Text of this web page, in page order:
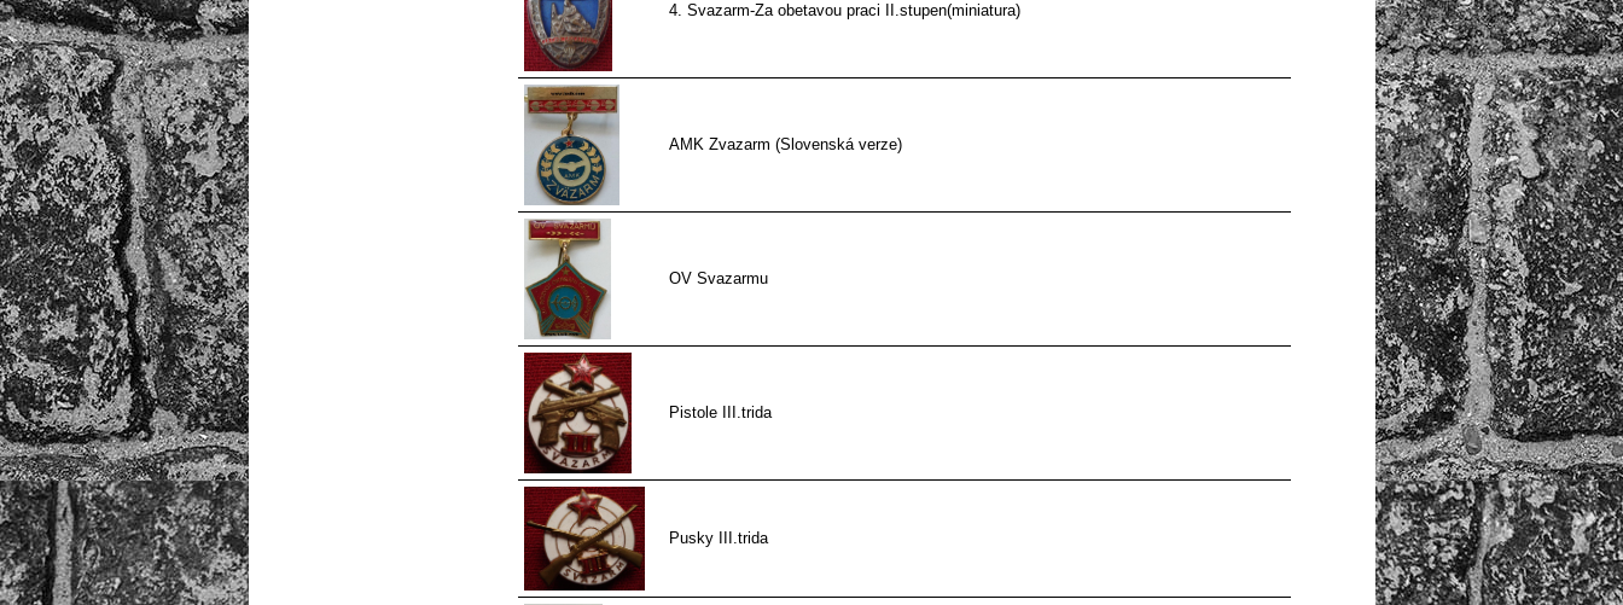
4. Svazarm-Za obetavou praci II.stupen(miniatura)
AMK Zvazarm (Slovenská verze)
OV Svazarmu
Pistole III.trida
Pusky III.trida